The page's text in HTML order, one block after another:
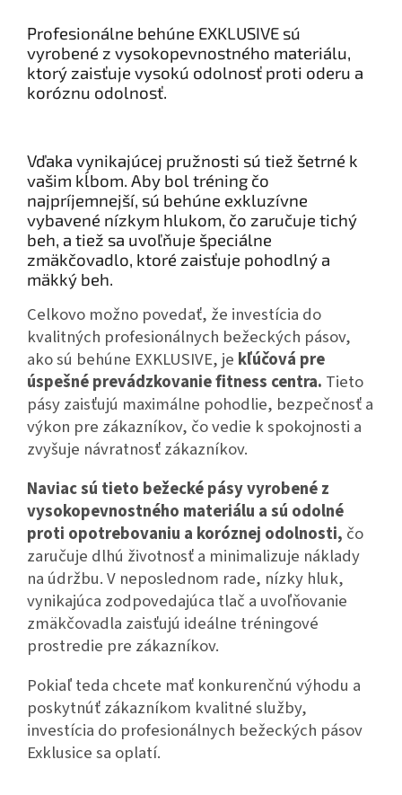
Profesionálne behúne EXKLUSIVE sú
vyrobené z vysokopevnostného materiálu,
ktorý zaisťuje vysokú odolnosť proti oderu a
koróznu odolnosť.
Vďaka vynikajúcej pružnosti sú tiež šetrné k
vašim kĺbom. Aby bol tréning čo
najpríjemnejší, sú behúne exkluzívne
vybavené nízkym hlukom, čo zaručuje tichý
beh, a tiež sa uvoľňuje špeciálne
zmäkčovadlo, ktoré zaisťuje pohodlný a
mäkký beh.
Celkovo možno povedať, že investícia do
kvalitných profesionálnych bežeckých pásov,
ako sú behúne EXKLUSIVE, je kľúčová pre
úspešné prevádzkovanie fitness centra. Tieto
pásy zaisťujú maximálne pohodlie, bezpečnosť a
výkon pre zákazníkov, čo vedie k spokojnosti a
zvyšuje návratnosť zákazníkov.
Naviac sú tieto bežecké pásy vyrobené z
vysokopevnostného materiálu a sú odolné
proti opotrebovaniu a koróznej odolnosti, čo
zaručuje dlhú životnosť a minimalizuje náklady
na údržbu. V neposlednom rade, nízky hluk,
vynikajúca zodpovedajúca tlač a uvoľňovanie
zmäkčovadla zaisťujú ideálne tréningové
prostredie pre zákazníkov.
Pokiaľ teda chcete mať konkurenčnú výhodu a
poskytnúť zákazníkom kvalitné služby,
investícia do profesionálnych bežeckých pásov
Exklusice sa oplatí.